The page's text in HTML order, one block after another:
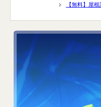
【無料】屋